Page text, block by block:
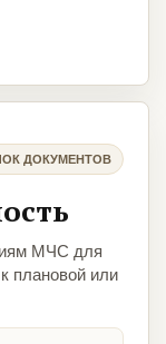
ДОКУМЕНТОВ
МЧС для
плановой или